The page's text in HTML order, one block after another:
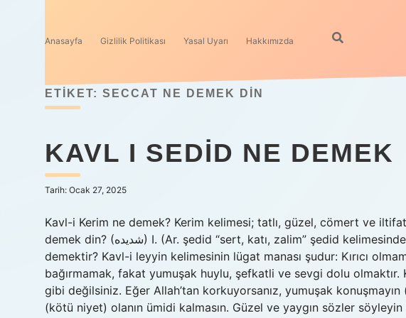
Anasayfa Gizlilik Politikası Yasal Uyarı Hakkımızda
ETIKET: SECCAT NE DEMEK DIN
KAVL I SEDID NE DEMEK
Tarih: Ocak 27, 2025
Kavl-i Kerim ne demek? Kerim kelimesi; tatlı, güzel, cömert ve
demek din? (ﺷﺪﻳﺪﻩ) I. (Ar. şedіd “sert, katı, zalim” şedіd kelimesinden) Büyük talihsizlik, felaket. Kavl-i Leyyin ne
demektir? Kavl-i leyyin kelimesinin lügat manası şudur: Kırıcı
bağırmamak, fakat yumuşak huylu, şefkatli ve sevgi dolu
gibi değilsiniz. Eğer Allah’tan korkuyorsanız, yumuşak
(kötü niyet) olanın ümidi kalmasın. Güzel ve yaygın sözler